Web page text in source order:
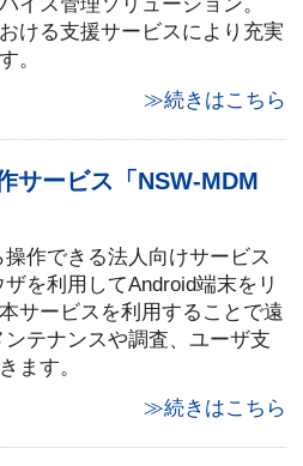
ける支援サービスにより充実
。
≫続きはこちら
サービス「NSW-MDM
作できる法人向けサービス
を利用してAndroid端末をリ
サービスを利用することで遠
テナンスや調査、ユーザ支
ます。
≫続きはこちら